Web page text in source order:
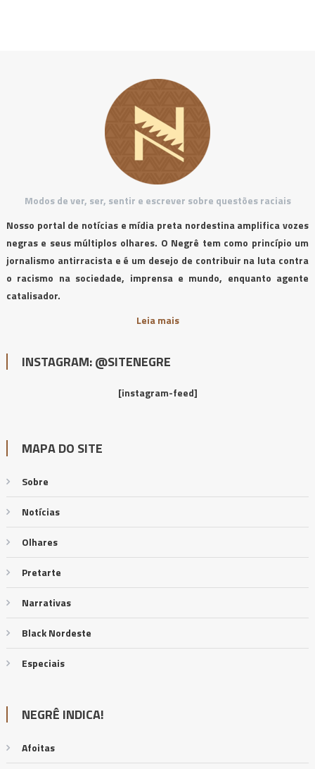
Modos de ver, ser, sentir e escrever sobre questões raciais
Nosso portal de notícias e mídia preta nordestina amplifica vozes
negras e seus múltiplos olhares. O Negrê tem como princípio um
jornalismo antirracista e é um desejo de contribuir na luta contra
o racismo na sociedade, imprensa e mundo, enquanto agente
catalisador.
Leia mais
INSTAGRAM: @SITENEGRE
[instagram-feed]
MAPA DO SITE
Sobre
Notícias
Olhares
Pretarte
Narrativas
Black Nordeste
Especiais
NEGRÊ INDICA!
Afoitas